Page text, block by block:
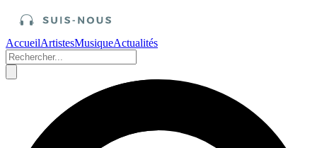
AccueilArtistesMusiqueActualités